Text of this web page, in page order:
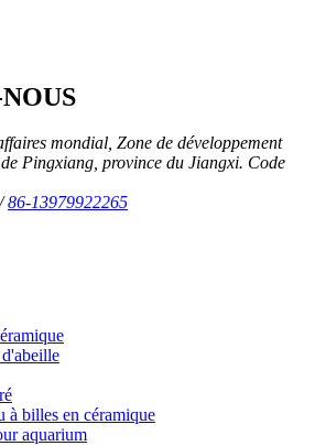
mondial, Zone de développement
Pingxiang, province du Jiangxi. Code
86-13979922265
à billes en céramique
aquarium